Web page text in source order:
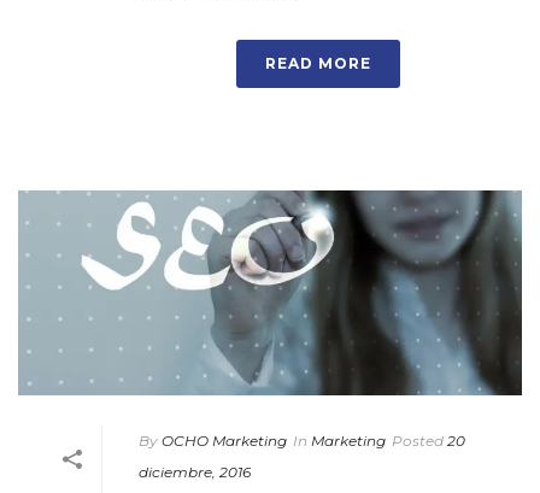
READ MORE
By OCHO Marketing In Marketing Posted 20
diciembre, 2016